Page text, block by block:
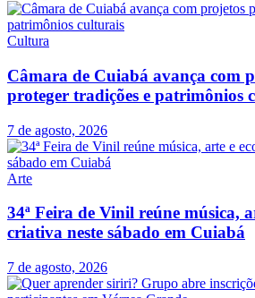
Cultura
Câmara de Cuiabá avança com
proteger tradições e patrimônios
7 de agosto, 2026
Arte
34ª Feira de Vinil reúne música,
criativa neste sábado em Cuiabá
7 de agosto, 2026